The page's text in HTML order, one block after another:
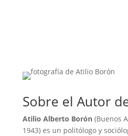
Sobre el Autor
Atilio Alberto Borón(Buenos
1943) es un politólogo y